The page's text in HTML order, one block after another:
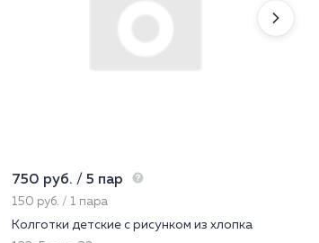
750 руб. / 5 пар
150 руб. / 1 пара
Колготки детские с рисунком из хлопка